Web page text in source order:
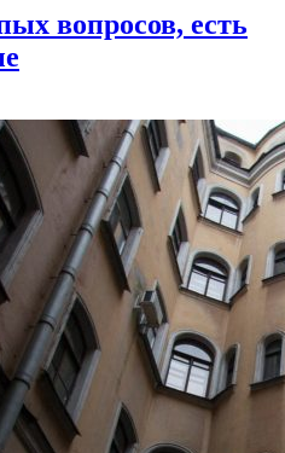
вопросов, есть